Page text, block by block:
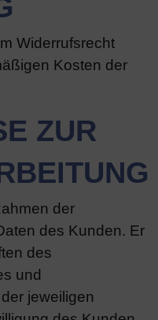
Widerrufsrecht
Kosten der
ZUR
der
des Kunden. Er
des
und
jeweiligen